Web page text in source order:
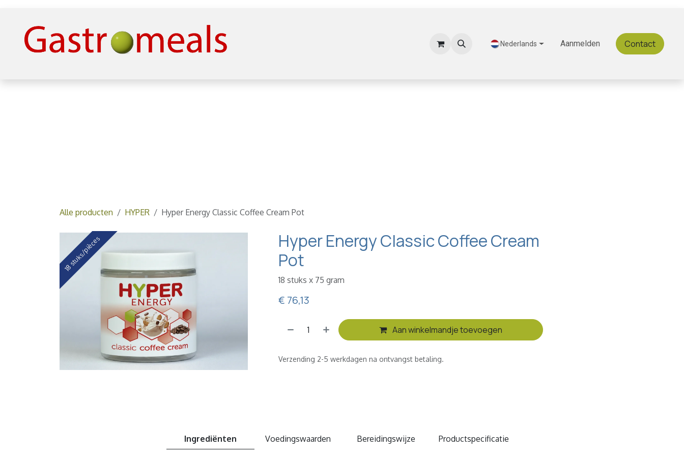
Toepassingen Ontdek Gastromeals
Nederlands Aanmelden Contact
Alle producten HYPER Hyper Energy Classic Coffee Cream Pot
18 stuks/pièces
Hyper Energy Classic Coffee Cream
Pot
18 stuks x 75 gram
€ 76,13
Aan winkelmandje toevoegen
Verzending 2-5 werkdagen na ontvangst betaling.
Ingrediënten Voedingswaarden Bereidingswijze Productspecificatie